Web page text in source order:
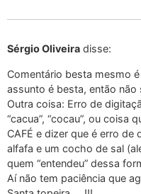
Sérgio Oliveira disse:
Comentário besta mesmo
assunto é besta, então
Outra coisa: Erro de
“cacua”, “cocau”, ou coisa
CAFÉ e dizer que é erro
alfafa e um cocho de sal
quem “entendeu” dessa
Aí não tem paciência que